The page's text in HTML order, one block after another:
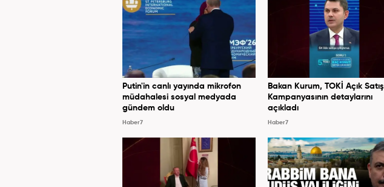
Putin'in canlı yayında mikrofon
müdahalesi sosyal medyada
gündem oldu
Haber7
Bakan Kurum, TOKİ Açık Satış
Kampanyasının detaylarını
açıkladı
Haber7